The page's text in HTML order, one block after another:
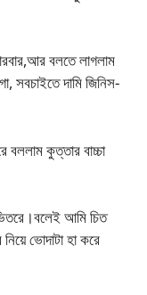
বলতে লাগলাম
সবচাইতে দামি জিনিস-
কুত্তার বাচ্চা
আমি চিত
ভোদাটা হা করে